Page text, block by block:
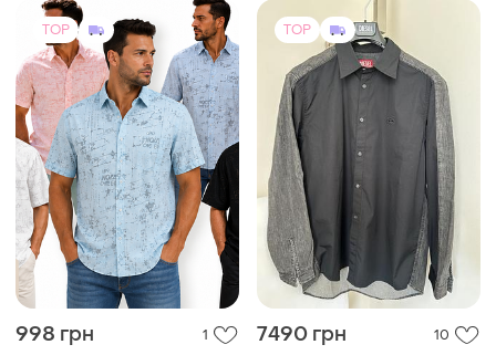
TOP
998 грн 1
TOP
7490 грн 10